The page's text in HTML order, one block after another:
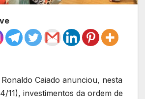
Caiado anunciou, nesta
11), investimentos da ordem de